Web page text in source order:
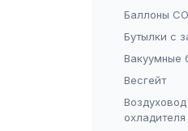
Баллоны
Бутылки с
Вакуумные
Весгейт
охладителя